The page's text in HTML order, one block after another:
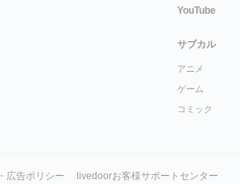
YouTube
サブカル
アニメ
ゲーム
コミック
広告ポリシー livedoorお客様サポートセンター